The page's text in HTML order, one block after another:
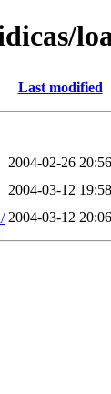
Last modified
2004-02-26 20:56
2004-03-12 19:58
2004-03-12 20:06